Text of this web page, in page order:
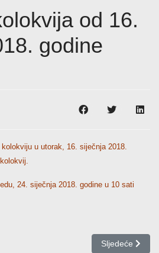
od 16.
godine
u utorak, 16. siječnja 2018.
24. siječnja 2018. godine u 10 sati
kolokvija od 3. svibnja 2018. godine
Sljedeći
Sljedeće